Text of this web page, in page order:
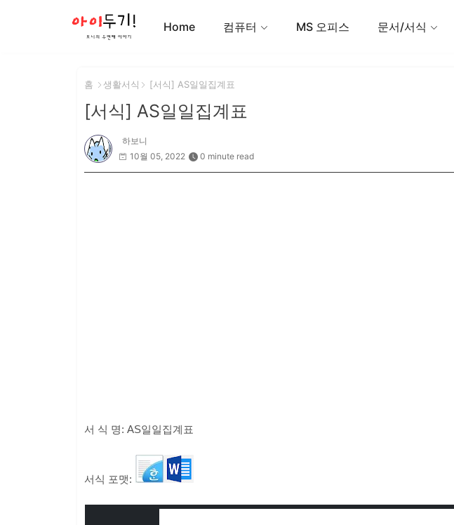
Home 컴퓨터 MS 오피스 문서/서식
홈 생활서식 [서식] AS일일집계표
[서식] AS일일집계표
하보니
10월 05, 2022
0 minute read
서 식 명: AS일일집계표
서식 포맷: